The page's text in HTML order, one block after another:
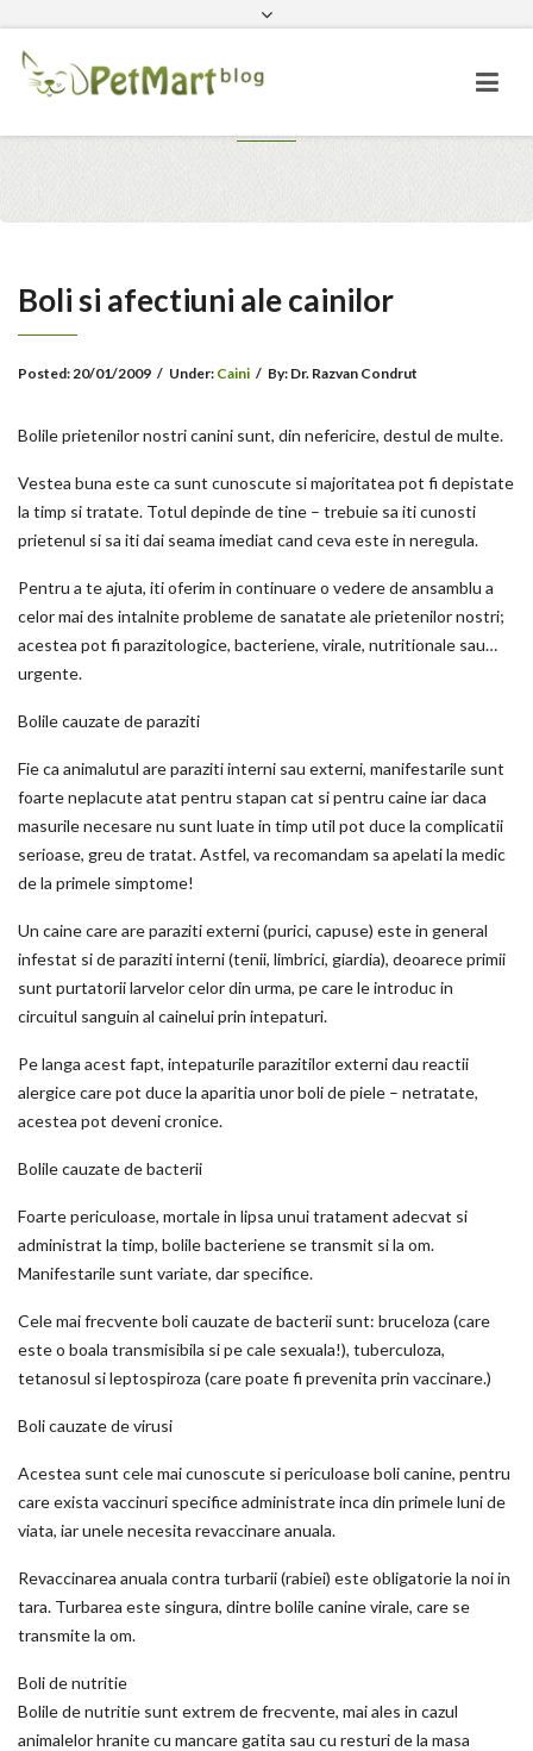
Boli si afectiuni ale cainilor
Boli si afectiuni ale cainilor
Posted:20/01/2009 / Under: Caini / By: Dr. Razvan Condrut
Bolile prietenilor nostri canini sunt, din nefericire, destul de multe.
Vestea buna este ca sunt cunoscute si majoritatea pot fi depistate
la timp si tratate. Totul depinde de tine – trebuie sa iti cunosti
prietenul si sa iti dai seama imediat cand ceva este in neregula.
Pentru a te ajuta, iti oferim in continuare o vedere de ansamblu a
celor mai des intalnite probleme de sanatate ale prietenilor nostri;
acestea pot fi parazitologice, bacteriene, virale, nutritionale sau…
urgente.
Bolile cauzate de paraziti
Fie ca animalutul are paraziti interni sau externi, manifestarile sunt
foarte neplacute atat pentru stapan cat si pentru caine iar daca
masurile necesare nu sunt luate in timp util pot duce la complicatii
serioase, greu de tratat. Astfel, va recomandam sa apelati la medic
de la primele simptome!
Un caine care are paraziti externi (purici, capuse) este in general
infestat si de paraziti interni (tenii, limbrici, giardia), deoarece primii
sunt purtatorii larvelor celor din urma, pe care le introduc in
circuitul sanguin al cainelui prin intepaturi.
Pe langa acest fapt, intepaturile parazitilor externi dau reactii
alergice care pot duce la aparitia unor boli de piele – netratate,
acestea pot deveni cronice.
Bolile cauzate de bacterii
Foarte periculoase, mortale in lipsa unui tratament adecvat si
administrat la timp, bolile bacteriene se transmit si la om.
Manifestarile sunt variate, dar specifice.
Cele mai frecvente boli cauzate de bacterii sunt: bruceloza (care
este o boala transmisibila si pe cale sexuala!), tuberculoza,
tetanosul si leptospiroza (care poate fi prevenita prin vaccinare.)
Boli cauzate de virusi
Acestea sunt cele mai cunoscute si periculoase boli canine, pentru
care exista vaccinuri specifice administrate inca din primele luni de
viata, iar unele necesita revaccinare anuala.
Revaccinarea anuala contra turbarii (rabiei) este obligatorie la noi in
tara. Turbarea este singura, dintre bolile canine virale, care se
transmite la om.
Boli de nutritie
Bolile de nutritie sunt extrem de frecvente, mai ales in cazul
animalelor hranite cu mancare gatita sau cu resturi de la masa